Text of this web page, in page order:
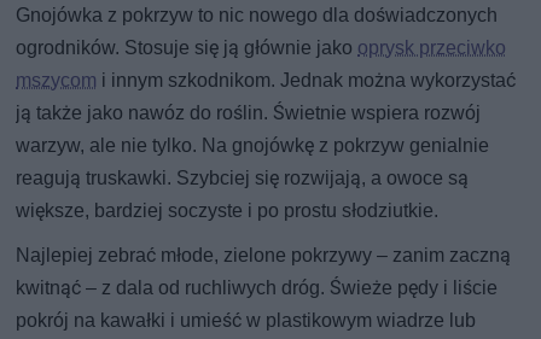
Gnojówka z pokrzyw to nic nowego dla doświadczonych
ogrodników. Stosuje się ją głównie jako oprysk przeciwko
mszycom i innym szkodnikom. Jednak można wykorzystać
ją także jako nawóz do roślin. Świetnie wspiera rozwój
warzyw, ale nie tylko. Na gnojówkę z pokrzyw genialnie
reagują truskawki. Szybciej się rozwijają, a owoce są
większe, bardziej soczyste i po prostu słodziutkie.
Najlepiej zebrać młode, zielone pokrzywy – zanim zaczną
kwitnąć – z dala od ruchliwych dróg. Świeże pędy i liście
pokrój na kawałki i umieść w plastikowym wiadrze lub